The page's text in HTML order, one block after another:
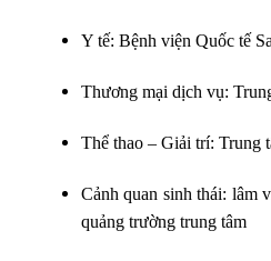
Y tế: Bệnh viện Quốc tế
Thương mại dịch vụ:
Thể thao – Giải trí: Trung
Cảnh quan sinh thái: lâm
quảng trường trung tâm